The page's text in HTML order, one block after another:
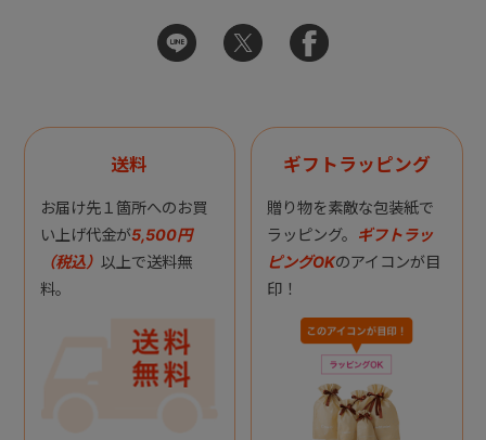
送料
お届け先１箇所へのお買
い上げ代金が5,500円
（税込） 以上で送料無
料。
ギフトラッピング
贈り物を素敵な包装紙で
ラッピング。 ギフトラッ
ピングOKのアイコンが目
印！